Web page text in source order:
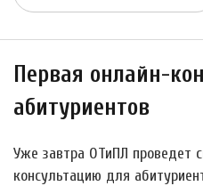
Первая онлайн-
абитуриентов
Уже завтра ОТиПЛ проведет
консультацию для